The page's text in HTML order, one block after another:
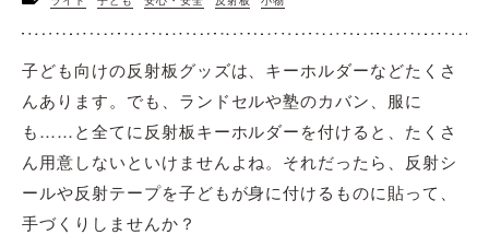
子ども向けの反射板グッズは、キーホルダーなどたくさ
んあります。でも、ランドセルや塾のカバン、服に
も……と全てに反射板キーホルダーを付けると、たくさ
ん用意しないといけませんよね。それだったら、反射シ
ールや反射テープを子どもが身に付けるものに貼って、
手づくりしませんか？